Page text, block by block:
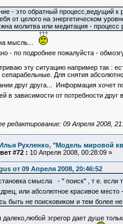
- это обратный процесс,ведущий к
от целого на энергетическом
молитва или медитация - процесс
мысль...
- по подробнее пожалуйста -
эту ситуацию например так :
сепарабельные. Для снятия
друг друга... Информация хочет
в зависимости от потребности
редактирование: 09 Апреля 2008,
Рухленко, "Модель мировой
#72 : 10 Апреля 2008, 00:28:09 »
от 09 Апреля 2008, 20:46:52
смысла - " поиск" , т е.
или абсолютное красивое
быть не поисковиком и тем
далеко,любой эгрегор дает душе